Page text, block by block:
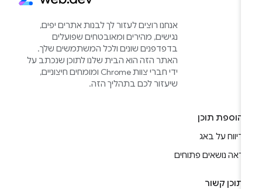
אנחנו רוצים לעזור לך לבנות אתרים יפים,
נגישים, מהירים ומאובטחים שפועלים
בדפדפנים שונים ולכל המשתמשים שלך.
האתר הזה הוא הבית שלנו לתוכן שנכתב על
ידי חברי צוות Chrome ומומחים חיצוניים,
שיעזור לכם בתהליך הזה.
הוספת תוכן
דיווח על באג
ראה נושאים פתוחים
תוכן קשור